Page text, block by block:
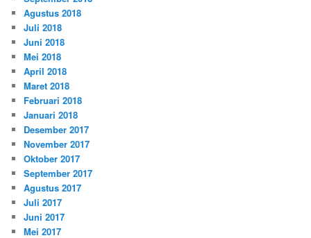
Agustus 2018
Juli 2018
Juni 2018
Mei 2018
April 2018
Maret 2018
Februari 2018
Januari 2018
Desember 2017
November 2017
Oktober 2017
September 2017
Agustus 2017
Juli 2017
Juni 2017
Mei 2017